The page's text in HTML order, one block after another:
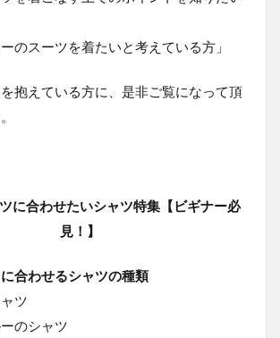
のスーツを着たいと考えている方」
抱えている方に、是非ご覧になって頂
に合わせたいシャツ特集【ビギナー必
見！】
合わせるシャツの種類
ツ
のシャツ